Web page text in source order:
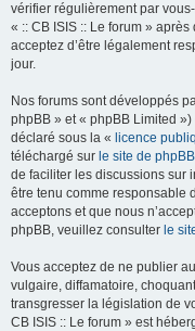
vérifier régulièrement par
« :: CB ISIS :: Le forum »
acceptez d’être légalement
jour.
Nos forums sont développés
phpBB » et « phpBB Limited
déclaré sous la « licence
téléchargé sur le site de phpBB
de faciliter les discussions sur
être tenu comme responsable
acceptons et que nous
phpBB, veuillez consulter le
Vous acceptez de ne publier
vulgaire, diffamatoire,
transgresser la législation de
CB ISIS :: Le forum » est